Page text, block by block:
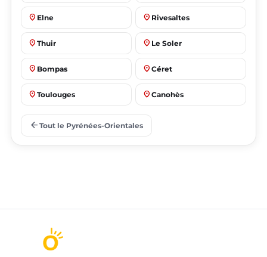
place Elne place Rivesaltes
place Thuir place Le Soler
place Bompas place Céret
place Toulouges place Canohès
place
arrow_back Tout le Pyrénées-Orientales